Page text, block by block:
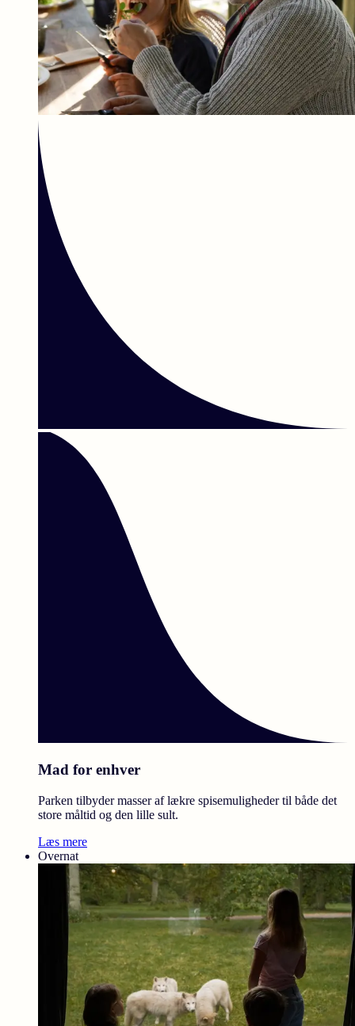
Mad for enhver
Parken tilbyder masser af lækre spisemuligheder til både det
store måltid og den lille sult.
Læs mere
Overnat